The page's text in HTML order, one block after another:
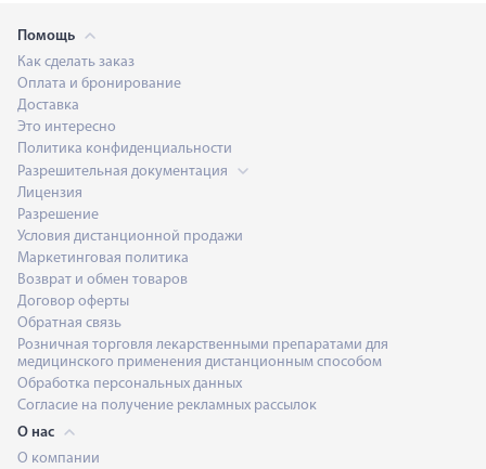
Помощь
Как сделать заказ
Оплата и бронирование
Доставка
Это интересно
Политика конфиденциальности
Разрешительная документация
Лицензия
Разрешение
Условия дистанционной продажи
Маркетинговая политика
Возврат и обмен товаров
Договор оферты
Обратная связь
Розничная торговля лекарственными препаратами для
медицинского применения дистанционным способом
Обработка персональных данных
Согласие на получение рекламных рассылок
О нас
О компании